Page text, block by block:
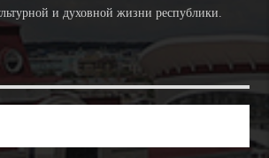
и духовной жизни республики.